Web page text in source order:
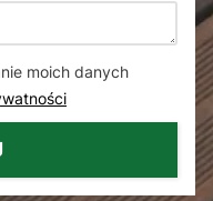
moich danych